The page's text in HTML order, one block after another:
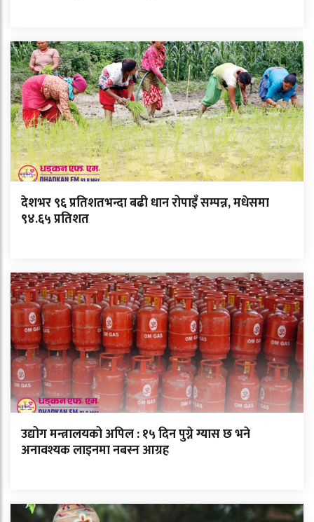
देशभर ९६ प्रतिशतभन्दा बढी धान रोपाइँ सम्पन्न, मधेसमा
९४.६५ प्रतिशत
उद्योग मन्त्रालयको अपिल : १५ दिन पुग्ने ग्यास छ भने
अनावश्यक लाइनमा नबस्न आग्रह